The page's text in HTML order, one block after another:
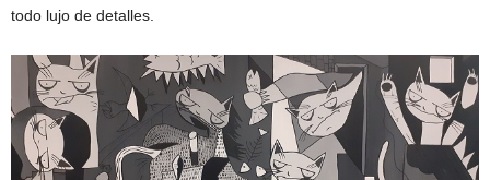
todo lujo de detalles.